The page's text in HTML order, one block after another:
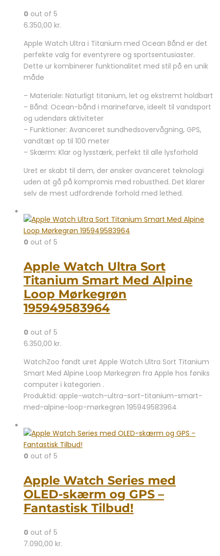
0 out of 5
6.350,00 kr.
Apple Watch Ultra i Titanium med Ocean Bånd er det
perfekte valg for eventyrere og sportsentusiaster.
Dette ur kombinerer funktionalitet med stil på en unik
måde
– Materiale: Naturligt titanium, let og ekstremt holdbart
– Bånd: Ocean-bånd i marinefarve, ideelt til vandsport
og udendørs aktiviteter
– Funktioner: Avanceret sundhedsovervågning, GPS,
vandtæt op til 100 meter
– Skærm: Klar og lysstærk, perfekt til alle lysforhold
Uret er skabt til dem, der ønsker avanceret teknologi
uden at gå på kompromis med robusthed. Det klarer
selv de mest udfordrende forhold med lethed.
0 out of 5
Apple Watch Ultra Sort
Titanium Smart Med Alpine
Loop Mørkegrøn
195949583964
0 out of 5
6.350,00 kr.
WatchZoo fandt uret Apple Watch Ultra Sort Titanium
Smart Med Alpine Loop Mørkegrøn fra Apple hos føniks
computer i kategorien .
Produktid: apple-watch-ultra-sort-titanium-smart-
med-alpine-loop-mørkegrøn 195949583964
0 out of 5
Apple Watch Series med
OLED-skærm og GPS –
Fantastisk Tilbud!
0 out of 5
7.090,00 kr.